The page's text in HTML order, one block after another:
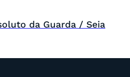
da Guarda / Seia